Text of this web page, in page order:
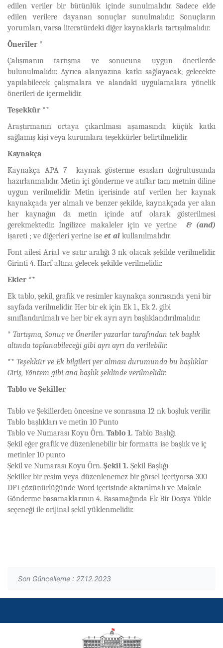
edilen veriler bir bütünlük içinde sunulmalıdır. Sadece elde
edilen verilere dayanan sonuçlar sunulmalıdır. Sonuçların
yorumları, varsa literatürdeki diğer kaynaklarla tartışılmalıdır.
Öneriler *
Çalışmanın tartışma ve sonucuna uygun önerilerde
bulunulmalıdır. Ayrıca alanyazına katkı sağlayacak, gelecekte
yapılabilecek çalışmalara ve alandaki uygulamalara yönelik
önerileri de içermelidir.
Teşekkür **
Araştırmanın ortaya çıkarılması aşamasında küçük katkı
sağlamış kişi veya kurumlara teşekkürler belirtilmelidir.
Kaynakça
Kaynakça APA 7 kaynak gösterme esasları doğrultusunda
hazırlanmalıdır. Metin içi gönderme ve atıflar tam metnin diline
uygun verilmelidir. Metin içerisinde atıf verilen her kaynak
kaynakçada yer almalı ve benzer şekilde, kaynakçada yer alan
her kaynağın da metin içinde atıf olarak gösterilmesi
gerekmektedir. İngilizce makaleler için ve yerine & (and)
işareti ; ve diğerleri yerine ise et al kullanılmalıdır.
Font ailesi Arial ve satır aralığı 3 nk olacak şekilde verilmelidir.
Girinti 4. Harf altına gelecek şekilde verilmelidir.
Ekler **
Ek tablo, şekil, grafik ve resimler kaynakça sonrasında yeni bir
sayfada verilmelidir. Her bir ek için Ek 1., Ek 2. gibi
sınıflandırılmalı ve her bir ek ayrı ayrı başlıklandırılmalıdır.
* Tartışma, Sonuç ve Öneriler yazarlar tarafından tek başlık
altında toplanabileceği gibi ayrı ayrı da verilebilir.
** Teşekkür ve Ek bilgileri yer alması durumunda bu başlıklar
Giriş, Yöntem gibi ana başlık şeklinde verilmelidir.
Tablo ve Şekiller
Tablo ve Şekillerden öncesine ve sonrasına 12 nk boşluk verilir.
Tablo başlıkları ve metin 10 Punto
Tablo ve Numarası Koyu Örn. Tablo 1. Tablo Başlığı
Şekil eğer grafik ve düzenlenebilir bir formatta ise başlık ve iç
metinler 10 punto
Şekil ve Numarası Koyu Örn. Şekil 1. Şekil Başlığı
Şekiller bir resim veya düzenlenemez bir görsel içeriyorsa 300
DPI çözünürlüğünde Word içerisinde aktarılmalı ve Makale
Gönderme basamaklarının 4. Basamağında Ek Bir Dosya Yükle
seçeneği ile orijinal şekil yüklenmelidir.
Son Güncelleme : 27.12.2023